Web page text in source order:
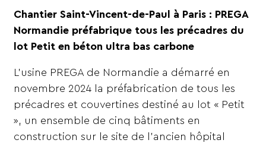
Chantier Saint-Vincent-de-Paul à Paris : PREGA
Normandie préfabrique tous les précadres du
lot Petit en béton ultra bas carbone
L’usine PREGA de Normandie a démarré en
novembre 2024 la préfabrication de tous les
précadres et couvertines destiné au lot « Petit
», un ensemble de cinq bâtiments en
construction sur le site de l’ancien hôpital